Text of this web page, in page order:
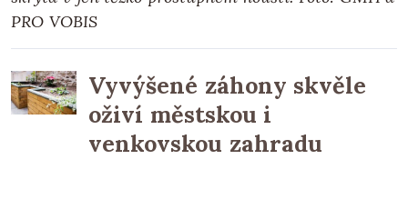
PRO VOBIS
Vyvýšené záhony skvěle
oživí městskou i
venkovskou zahradu